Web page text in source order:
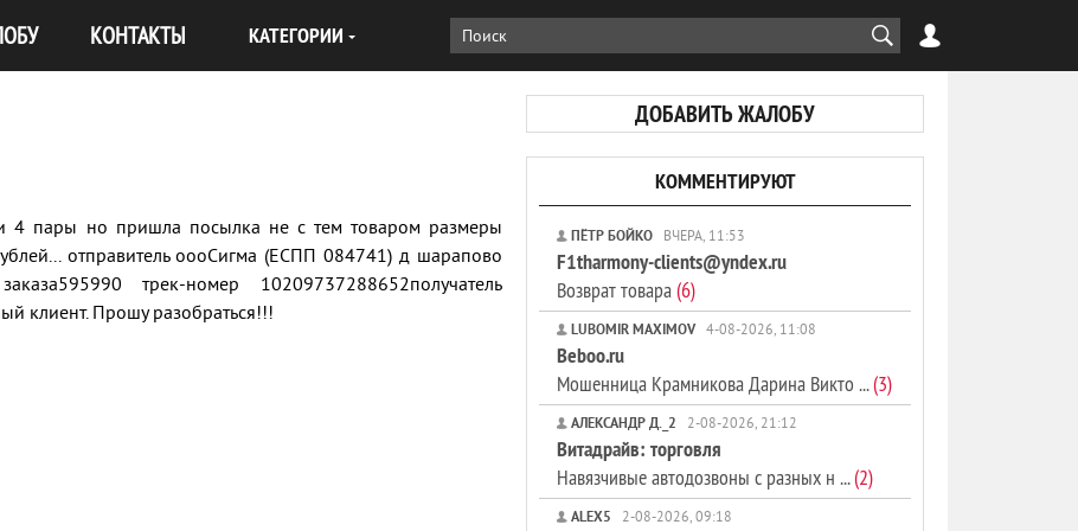
КОНТАКТЫ КАТЕГОРИИ
ДОБАВИТЬ ЖАЛОБУ
4 пары но пришла посылка не с тем товаром размеры
отправитель оооСигма (ЕСПП 084741) д шарапово
трек-номер 10209737288652получатель
клиент. Прошу разобраться!!!
КОММЕНТИРУЮТ
ПЁТР БОЙКО ВЧЕРА, 11:53
F1tharmony-clients@yndex.ru
Возврат товара(6)
LUBOMIR MAXIMOV 4-08-2026, 11:08
Beboo.ru
Мошенница Крамникова Дарина Викто ...(3)
АЛЕКСАНДР Д._2 2-08-2026, 21:12
Витадрайв: торговля
Навязчивые автодозвоны с разных н ...(2)
ALEX5 2-08-2026, 09:18